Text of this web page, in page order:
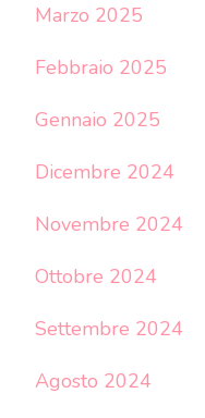
Marzo 2025
Febbraio 2025
Gennaio 2025
Dicembre 2024
Novembre 2024
Ottobre 2024
Settembre 2024
Agosto 2024